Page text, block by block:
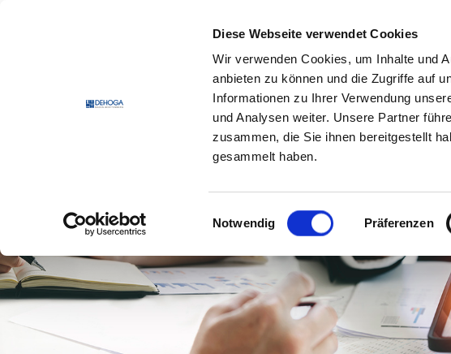
Diese Webseite verwendet Cookies
Wir verwenden Cookies, um Inhalte und
anbieten zu können und die Zugriffe auf
Informationen zu Ihrer Verwendung
und Analysen weiter. Unsere Partner
zusammen, die Sie ihnen bereitgestellt
gesammelt haben.
Einwilligungsauswahl
Notwendig Präferenzen
DEHOGA